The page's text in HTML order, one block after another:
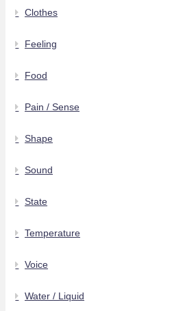
Clothes
Feeling
Food
Pain / Sense
Shape
Sound
State
Temperature
Voice
Water / Liquid